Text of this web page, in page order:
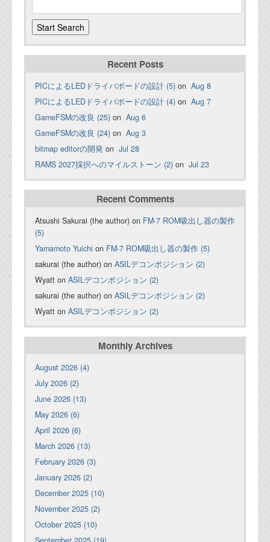
Recent Posts
PICによるLEDドライバボードの設計 (5) on Aug 8
PICによるLEDドライバボードの設計 (4) on Aug 7
GameFSMの改良 (25) on Aug 6
GameFSMの改良 (24) on Aug 3
bitmap editorの開発 on Jul 28
RAMS 2027採択へのマイルストーン (2) on Jul 23
Recent Comments
Atsushi Sakurai (the author) on FM-7 ROM吸出し器の製作
(5)
Yamamoto Yuichi on FM-7 ROM吸出し器の製作 (5)
sakurai (the author) on ASILデコンポジション (2)
Wyatt on ASILデコンポジション (2)
sakurai (the author) on ASILデコンポジション (2)
Wyatt on ASILデコンポジション (2)
Monthly Archives
August 2026 (4)
July 2026 (2)
June 2026 (13)
May 2026 (6)
April 2026 (6)
March 2026 (13)
February 2026 (3)
January 2026 (2)
December 2025 (10)
November 2025 (2)
October 2025 (10)